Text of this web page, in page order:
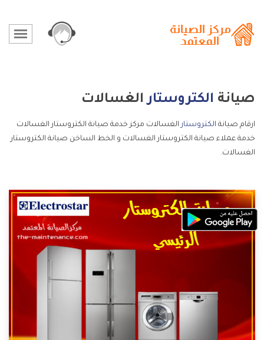
صيانة الكتروستارالغسالات
ارقام صيانة الكتروستار الغسالات مركز خدمة صيانة الكتروستار الغسالات
خدمة عملاء صيانة الكتروستار الغسالات و الخط الساخن صيانة الكتروستار
الغسالات.